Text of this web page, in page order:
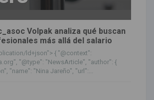
Volpak analiza qué buscan
más allá del salario
ld+json"> { "@context":
"@type": "NewsArticle", "author": {
"name": "Nina Jareño", "url":...